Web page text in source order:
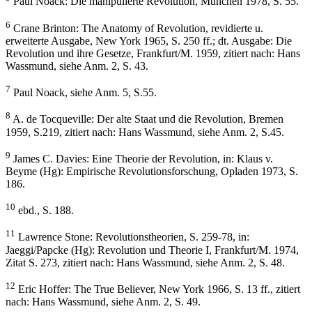
6 Crane Brinton: The Anatomy of Revolution, revidierte u.
erweiterte Ausgabe, New York 1965, S. 250 ff.; dt. Ausgabe: Die
Revolution und ihre Gesetze, Frankfurt/M. 1959, zitiert nach: Hans
Wassmund, siehe Anm. 2, S. 43.
7 Paul Noack, siehe Anm. 5, S.55.
8 A. de Tocqueville: Der alte Staat und die Revolution, Bremen
1959, S.219, zitiert nach: Hans Wassmund, siehe Anm. 2, S.45.
9 James C. Davies: Eine Theorie der Revolution, in: Klaus v.
Beyme (Hg): Empirische Revolutionsforschung, Opladen 1973, S.
186.
10 ebd., S. 188.
11 Lawrence Stone: Revolutionstheorien, S. 259-78, in:
Jaeggi/Papcke (Hg): Revolution und Theorie I, Frankfurt/M. 1974,
Zitat S. 273, zitiert nach: Hans Wassmund, siehe Anm. 2, S. 48.
12 Eric Hoffer: The True Believer, New York 1966, S. 13 ff., zitiert
nach: Hans Wassmund, siehe Anm. 2, S. 49.